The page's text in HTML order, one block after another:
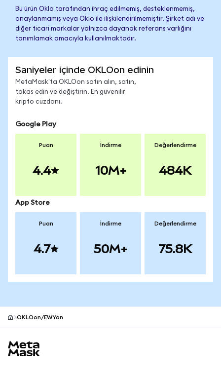
Bu ürün Oklo tarafından ihraç edilmemiş, desteklenmemiş,
onaylanmamış veya Oklo ile ilişkilendirilmemiştir. Şirket adı ve
diğer ticari markalar yalnızca dayanak referans varlığını
tanımlamak amacıyla kullanılmaktadır.
Saniyeler içinde OKLOon edinin
MetaMask'ta OKLOon satın alın, satın,
takas edin ve değiştirin. En güvenilir
kripto cüzdanı.
Google Play
Puan
4.4
İndirme
10M+
Değerlendirme
484K
App Store
Puan
4.7
İndirme
50M+
Değerlendirme
75.8K
OKLOon/EWYon